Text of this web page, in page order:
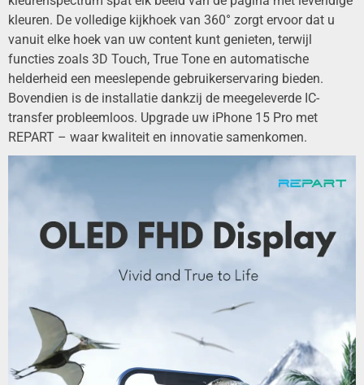
kleuren. De volledige kijkhoek van 360° zorgt ervoor dat u
vanuit elke hoek van uw content kunt genieten, terwijl
functies zoals 3D Touch, True Tone en automatische
helderheid een meeslepende gebruikerservaring bieden.
Bovendien is de installatie dankzij de meegeleverde IC-
transfer probleemloos. Upgrade uw iPhone 15 Pro met
REPART – waar kwaliteit en innovatie samenkomen.